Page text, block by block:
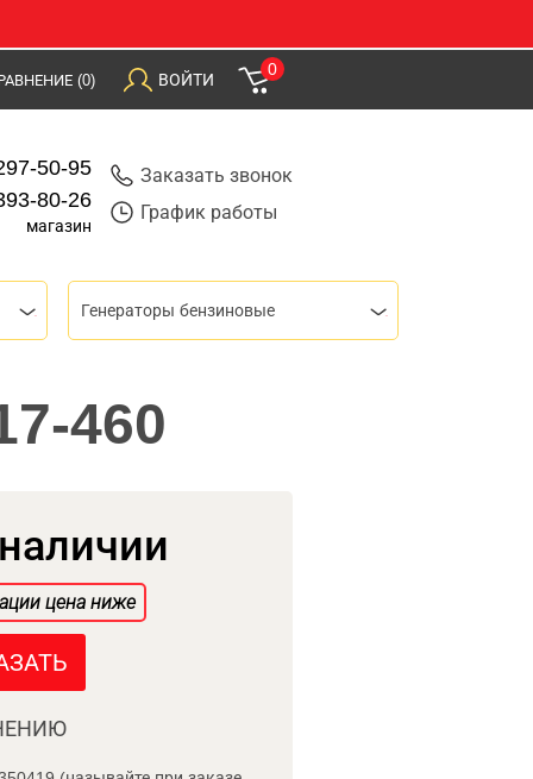
(0) ВОЙТИ
0
50-95
80-26
магазин
Заказать звонок
График работы
Генераторы бензиновые
460
цена ниже